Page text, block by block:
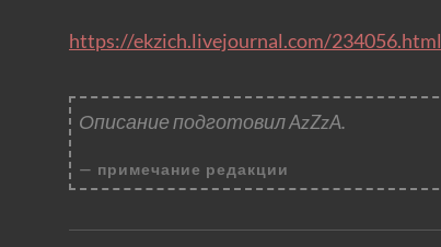
https://ekzich.livejournal.com/234056.html
Описание подготовил AzZzA.
примечание редакции